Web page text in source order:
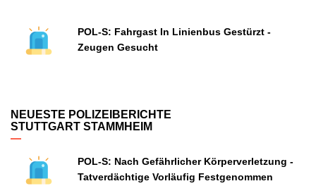
POL-S: Fahrgast In Linienbus Gestürzt -
Zeugen Gesucht
NEUESTE POLIZEIBERICHTE
STUTTGART STAMMHEIM
POL-S: Nach Gefährlicher Körperverletzung -
Tatverdächtige Vorläufig Festgenommen